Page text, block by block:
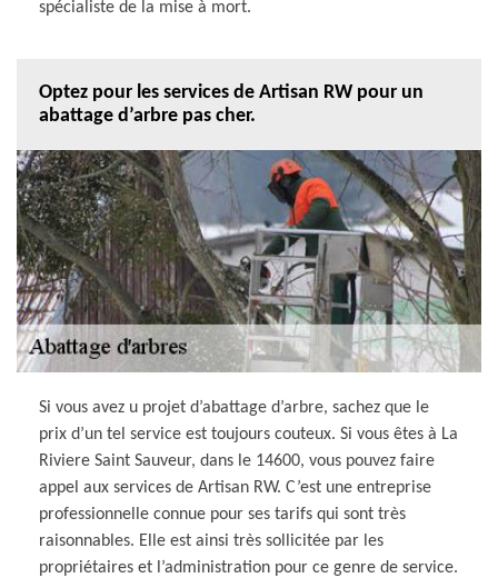
spécialiste de la mise à mort.
Optez pour les services de Artisan RW pour un
abattage d’arbre pas cher.
Si vous avez u projet d’abattage d’arbre, sachez que le
prix d’un tel service est toujours couteux. Si vous êtes à La
Riviere Saint Sauveur, dans le 14600, vous pouvez faire
appel aux services de Artisan RW. C’est une entreprise
professionnelle connue pour ses tarifs qui sont très
raisonnables. Elle est ainsi très sollicitée par les
propriétaires et l’administration pour ce genre de service.